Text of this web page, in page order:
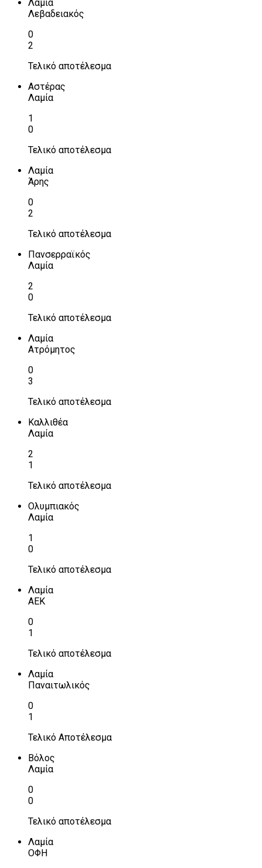
Λαμία
Λεβαδειακός
0
2
Τελικό αποτέλεσμα
Αστέρας
Λαμία
1
0
Τελικό αποτέλεσμα
Λαμία
Άρης
0
2
Τελικό αποτέλεσμα
Πανσερραϊκός
Λαμία
2
0
Τελικό αποτέλεσμα
Λαμία
Ατρόμητος
0
3
Τελικό αποτέλεσμα
Καλλιθέα
Λαμία
2
1
Τελικό αποτέλεσμα
Ολυμπιακός
Λαμία
1
0
Τελικό αποτέλεσμα
Λαμία
ΑΕΚ
0
1
Τελικό αποτέλεσμα
Λαμία
Παναιτωλικός
0
1
Τελικό Αποτέλεσμα
Βόλος
Λαμία
0
0
Τελικό αποτέλεσμα
Λαμία
ΟΦΗ